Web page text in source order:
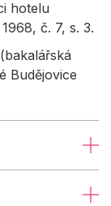
hotelu
č. 7, s. 3.
Budějovice